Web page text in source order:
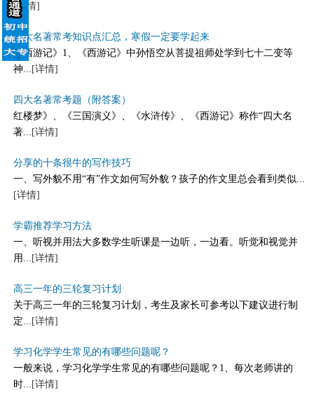
[详情]
四大名著常考知识点汇总，寒假一定要学起来
《西游记》1、《西游记》中孙悟空从菩提祖师处学到七十二变等
神... [详情]
四大名著常考题（附答案）
红楼梦》、《三国演义》、《水浒传》、《西游记》称作“四大名
著... [详情]
分享的十条很牛的写作技巧
一、写外貌不用“有”作文如何写外貌？孩子的作文里总会看到类似...
[详情]
学霸推荐学习方法
一、听视并用法大多数学生听课是一边听，一边看。听觉和视觉并
用... [详情]
高三一年的三轮复习计划
关于高三一年的三轮复习计划，考生及家长可参考以下建议进行制
定... [详情]
学习化学学生常见的有哪些问题呢？
一般来说，学习化学学生常见的有哪些问题呢？1、每次老师讲的
时... [详情]